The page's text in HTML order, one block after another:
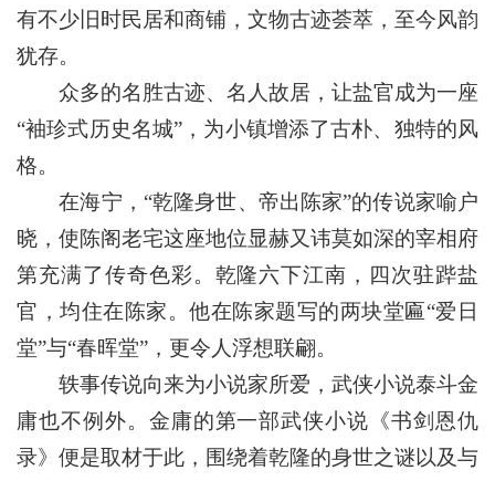
有不少旧时民居和商铺，文物古迹荟萃，至今风韵
犹存。
众多的名胜古迹、名人故居，让盐官成为一座
“袖珍式历史名城”，为小镇增添了古朴、独特的风
格。
在海宁，“乾隆身世、帝出陈家”的传说家喻户
晓，使陈阁老宅这座地位显赫又讳莫如深的宰相府
第充满了传奇色彩。乾隆六下江南，四次驻跸盐
官，均住在陈家。他在陈家题写的两块堂匾“爱日
堂”与“春晖堂”，更令人浮想联翩。
轶事传说向来为小说家所爱，武侠小说泰斗金
庸也不例外。金庸的第一部武侠小说《书剑恩仇
录》便是取材于此，围绕着乾隆的身世之谜以及与